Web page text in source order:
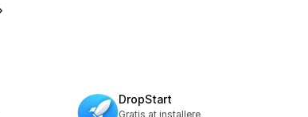
DropStart
Gratis at installere